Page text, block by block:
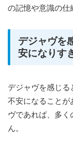
の記憶や意識の仕
デジャヴを
安になりす
デジャヴを感じる
不安になることが
ヴであれば、多
ん。